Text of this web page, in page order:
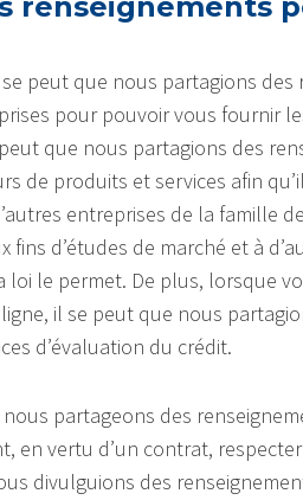
peut que nous partagions des
pour pouvoir vous fournir
que nous partagions des
de produits et services afin
entreprises de la famille
fins d’études de marché et à
loi le permet. De plus, lorsque
il se peut que nous
d’évaluation du crédit.
partageons des
en vertu d’un contrat,
divulguions des